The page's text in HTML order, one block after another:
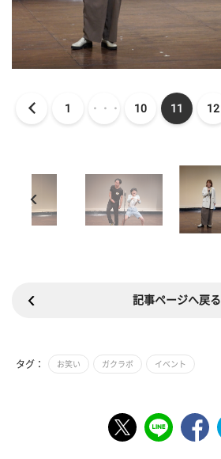
1 ・・・ 10 11 12
記事ページへ戻る
タグ： お笑い ガクラボ イベント